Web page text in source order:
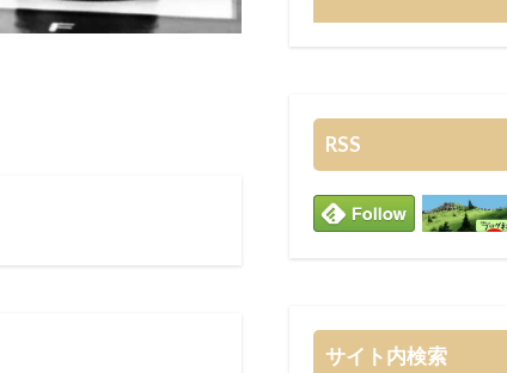
RSS
サイト内検索